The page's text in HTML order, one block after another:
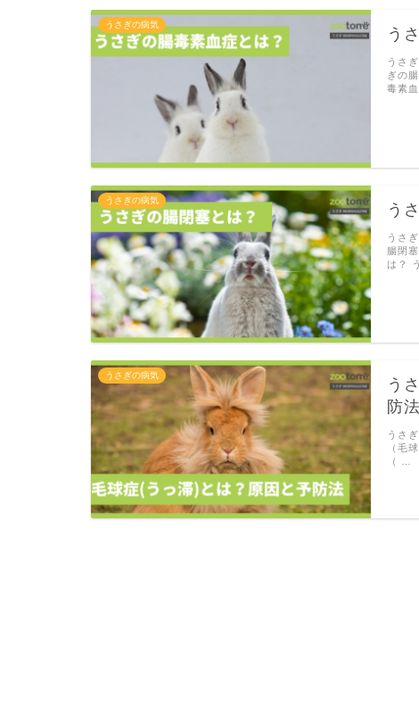
うさぎの病気
う
うさ
ぎの
毒素
うさぎの病気
う
うさ
腸閉
は？
うさぎの病気
う
防
うさ
（毛
（ …